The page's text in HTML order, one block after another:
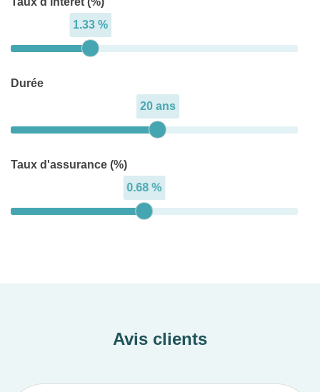
1.33 %
Durée
20 ans
Taux d'assurance (%)
0.68 %
Avis clients